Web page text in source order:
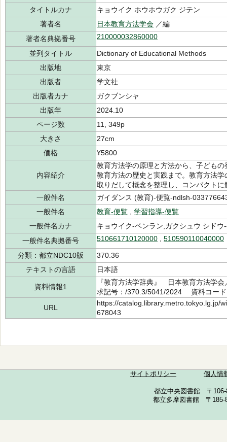
タイトルカナ
キョウイク ホウホウガク ジテン
著者名
日本教育方法学会 ／編
著者名典拠番号
210000032860000
並列タイトル
Dictionary of Educational Methods
出版地
東京
出版者
学文社
出版者カナ
ガクブンシャ
出版年
2024.10
ページ数
11, 349p
大きさ
27cm
価格
¥5800
内容紹介
教育方法学の原理と方法から、子ども
教育方法の歴史と実践まで。教育方法
取りだして概念を整理し、コンパクトに
一般件名
ガイダンス (教育)-便覧-ndlsh-
一般件名
教育-便覧
学習指導-便覧
一般件名カナ
キョウイク-ベンラン,ガクシュウ シドウ
一般件名典拠番号
510661710120000 510590110040000
分類：都立NDC10版
370.36
テキストの言語
日本語
資料情報1
『教育方法学辞典』 日本教育方法
求記号：/370.3/5041/2024 資料コー
URL
https://catalog.library.metro.tokyo.lg.jp/
678043
サイトポリシー 個人情
都立中央図書館 〒
都立多摩図書館 〒185-